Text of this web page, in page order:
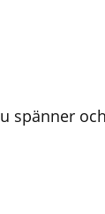
spänner